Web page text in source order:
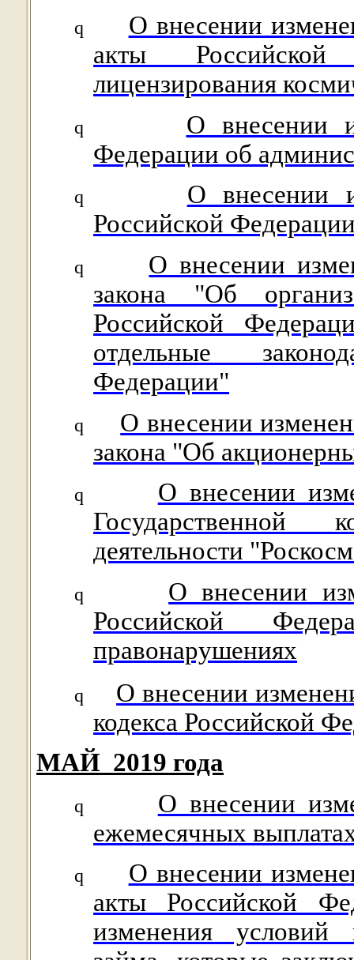
q
О внесении
акты
лицензирования
q
О внесении
Федерации об
q
О внесении
Российской
q
О внесении
закона "Об
Российской
отдельные
Федерации"
q
О внесении
закона "Об
q
О внесении
Государственной
деятельности
q
О внесении
Российской
правонарушениях
q
О внесении
кодекса Российской
МАЙ 2019 года
q
О внесении
ежемесячных
q
О внесении
акты Российской
изменения условий